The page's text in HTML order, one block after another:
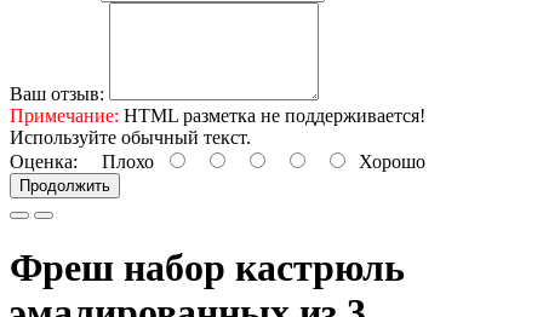
Ваш отзыв:
Примечание: HTML разметка не поддерживается!
Используйте обычный текст.
Оценка: Плохо Хорошо
Продолжить
Фреш набор кастрюль